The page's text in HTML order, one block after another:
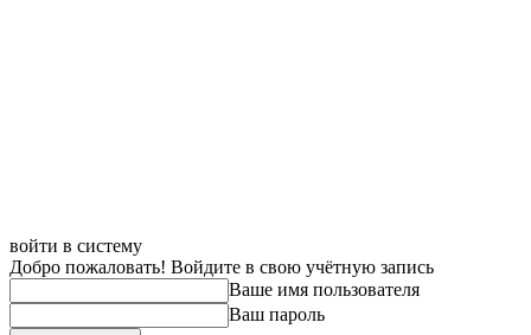
войти в систему
Добро пожаловать! Войдите в свою учётную запись
Ваше имя пользователя
Ваш пароль